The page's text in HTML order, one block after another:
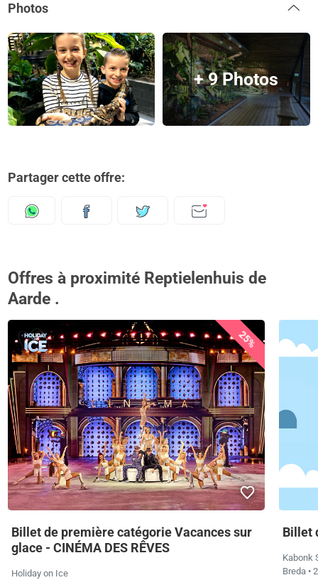
Photos
+ 9 Photos
Partager cette offre:
Offres à proximité Reptielenhuis de
Aarde .
25%
Billet de première catégorie Vacances sur
glace - CINÉMA DES RÊVES
Holiday on Ice
Billet
Kabonk
Breda •